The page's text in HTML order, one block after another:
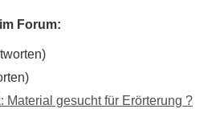
Forum:
Material gesucht für Erörterung ?